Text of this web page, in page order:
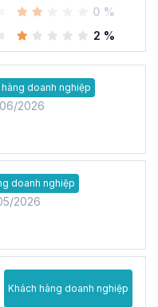
0 %
2 %
doanh nghiệp
2026
doanh nghiệp
2026
Khách hàng doanh nghiệp